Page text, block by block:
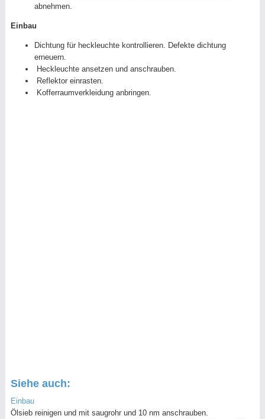
abnehmen.
Einbau
Dichtung für heckleuchte kontrollieren. Defekte dichtung
erneuern.
Heckleuchte ansetzen und anschrauben.
Reflektor einrasten.
Kofferraumverkleidung anbringen.
Siehe auch:
Einbau
Ölsieb reinigen und mit saugrohr und 10 nm anschrauben.